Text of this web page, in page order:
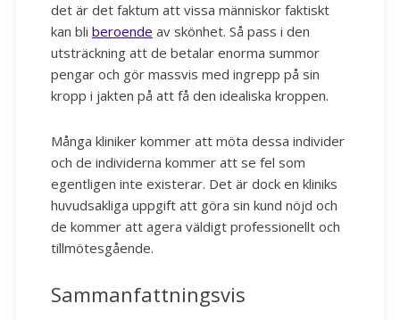
det är det faktum att vissa människor faktiskt
kan bli beroende av skönhet. Så pass i den
utsträckning att de betalar enorma summor
pengar och gör massvis med ingrepp på sin
kropp i jakten på att få den idealiska kroppen.
Många kliniker kommer att möta dessa individer
och de individerna kommer att se fel som
egentligen inte existerar. Det är dock en kliniks
huvudsakliga uppgift att göra sin kund nöjd och
de kommer att agera väldigt professionellt och
tillmötesgående.
Sammanfattningsvis